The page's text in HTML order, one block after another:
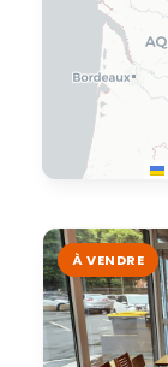
À VENDRE